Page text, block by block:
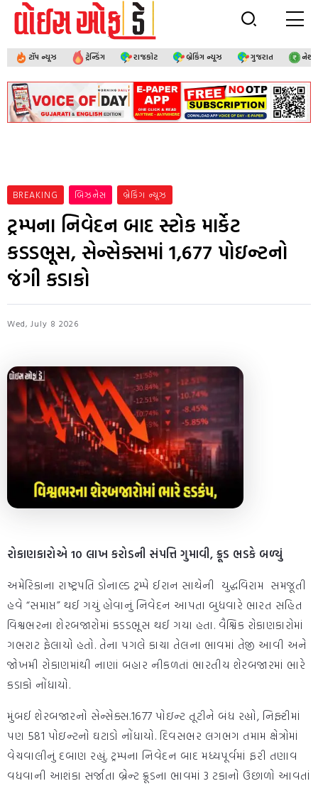
ટૉપ ન્યૂઝ ટ્રેન્ડિંગ રાજકોટ બ્રેકિંગ ન્યૂઝ ગુજરાત
BREAKING બિઝનેસ બ્રેકિંગ ન્યૂઝ
ટ્રમ્પના નિવેદન બાદ સ્ટોક માર્કેટ
કડડભૂસ, સેન્સેક્સમાં 1,677 પોઇન્ટનો
જંગી કડાકો
Wed, July 8 2026
રોકાણકારોએ 10 લાખ કરોડની સંપત્તિ ગુમાવી, ક્રૂડ ભડકે બળ્યું
અમેરિકાના રાષ્ટ્રપતિ ડોનાલ્ડ ટ્રમ્પે ઈરાન સાથેની યુદ્ધવિરામ સમજૂતી
હવે “સમાપ્ત” થઈ ગયું હોવાનું નિવેદન આપતા બુધવારે ભારત સહિત
વિશ્વભરના શેરબજારોમાં કડડભૂસ થઈ ગયા હતા. વૈશ્વિક રોકાણકારોમાં
ગભરાટ ફેલાયો હતો. તેના પગલે કાચા તેલના ભાવમાં તેજી આવી અને
જોખમી રોકાણમાંથી નાણાં બહાર નીકળતાં ભારતીય શેરબજારમાં ભારે
કડાકો નોંધાયો.
મુંબઈ શેરબજારનો સેન્સેક્સ.1677 પોઇન્ટ તૂટીને બંધ રહ્યો, નિફ્ટીમાં
પણ 581 પોઇન્ટનો ઘટાડો નોંધાયો. દિવસભર લગભગ તમામ ક્ષેત્રોમાં
વેચવાલીનું દબાણ રહ્યું. ટ્રમ્પના નિવેદન બાદ મધ્યપૂર્વમાં ફરી તણાવ
વધવાની આશંકા સર્જાતા બ્રેન્ટ ક્રૂડના ભાવમાં 3 ટકાનો ઉછાળો આવતાં